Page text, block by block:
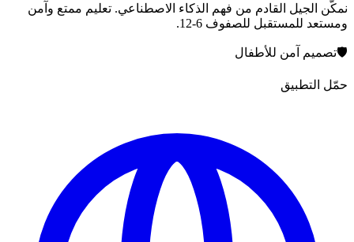
نمكّن الجيل القادم من فهم الذكاء الاصطناعي. تعليم ممتع وآمن
ومستعد للمستقبل للصفوف 6-12.
🛡️تصميم آمن للأطفال
حمّل التطبيق